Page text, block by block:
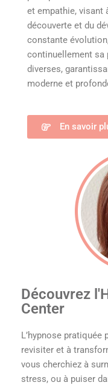
et empathie, visant
découverte et du
constante
continuellement sa
diverses,
moderne et
En savoir
Découvrez
Center
L’hypnose pratiquée
revisiter et à
vous cherchiez à
stress, ou à puiser